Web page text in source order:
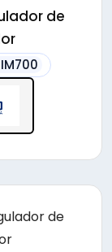
de
IM700